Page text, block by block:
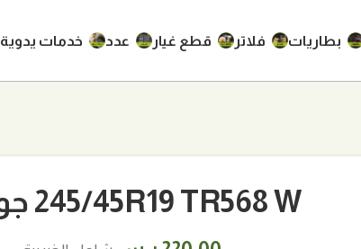
بطاريات فلاتر قطع غيار عدد خدمات يدوية
245/45R19 TR568 W جودارد